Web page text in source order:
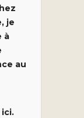
je
à
au
ici.